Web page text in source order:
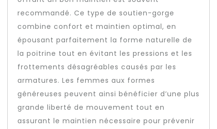
recommandé. Ce type de soutien-gorge
combine confort et maintien optimal, en
épousant parfaitement la forme naturelle de
la poitrine tout en évitant les pressions et les
frottements désagréables causés par les
armatures. Les femmes aux formes
généreuses peuvent ainsi bénéficier d’une plus
grande liberté de mouvement tout en
assurant le maintien nécessaire pour prévenir